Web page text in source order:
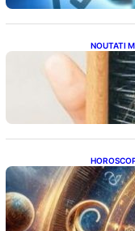
NOUTATI